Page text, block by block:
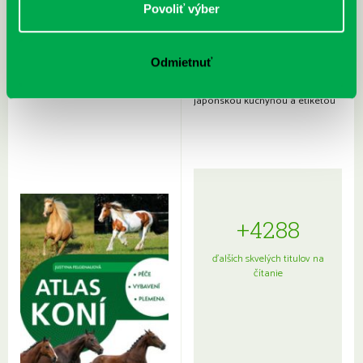
Povoliť výber
Odmietnuť
Rudź, Przemyslaw: Atlas hviezd:
Hardy, Paula: Japonsko na tanieri:
japonskou kuchyňou a etiketou
+4288
ďalších skvelých titulov na
čítanie